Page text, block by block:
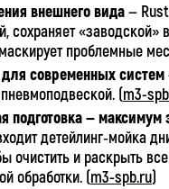
внешнего вида—
сохраняет «заводской»
проблемные
для современных систем
(m3-
подготовка — максимум
детейлинг‑мойка
очистить и раскрыть
обработки. (m3-spb.ru)